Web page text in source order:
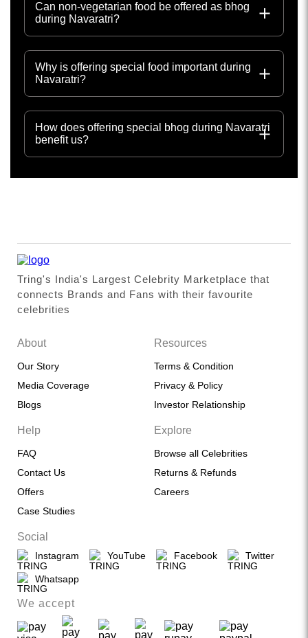
Can non-vegetarian food be offered as bhog
during Navaratri?
Why is offering special food important during
Navaratri?
How does offering special bhog during Navaratri
benefit us?
Tring's India's Largest Celebrity Marketplace that
connects Brands and Fans with their favourite
celebrities
About
Our Story
Media Coverage
Blogs
Resources
Terms & Condition
Privacy & Policy
Investor Relationship
Help
FAQ
Contact Us
Offers
Case Studies
Explore
Browse all Celebrities
Returns & Refunds
Careers
Social
Instagram YouTube Facebook Twitter
Whatsapp
We accept